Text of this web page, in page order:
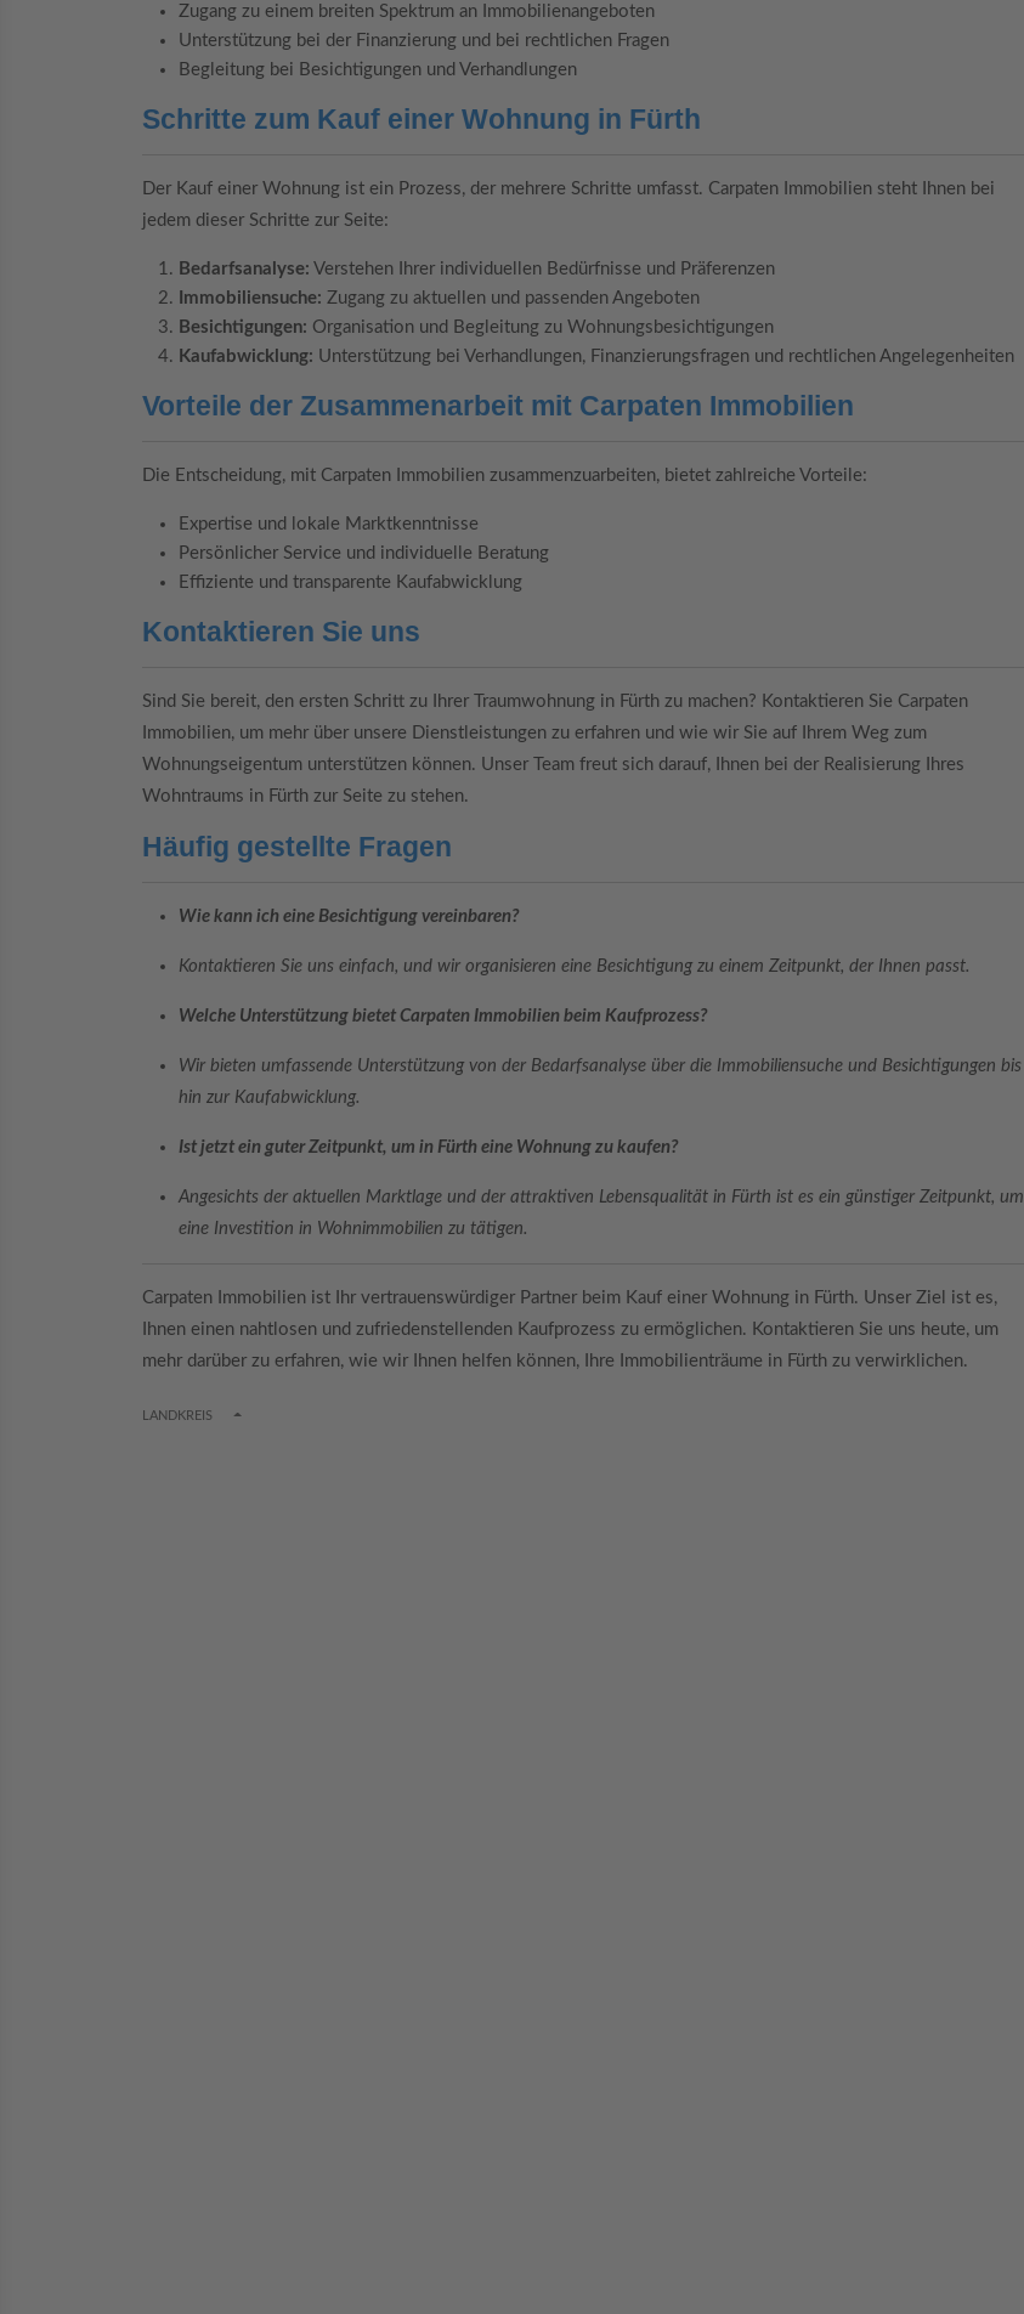
Zugang zu einem breiten Spektrum an Immobilienangeboten
Unterstützung bei der Finanzierung und bei rechtlichen Fragen
Begleitung bei Besichtigungen und Verhandlungen
Schritte zum Kauf einer Wohnung in Fürth
Der Kauf einer Wohnung ist ein Prozess, der mehrere Schritte umfasst. Carpaten Immobilien steht Ihnen bei
jedem dieser Schritte zur Seite:
Bedarfsanalyse: Verstehen Ihrer individuellen Bedürfnisse und Präferenzen
Immobiliensuche: Zugang zu aktuellen und passenden Angeboten
Besichtigungen: Organisation und Begleitung zu Wohnungsbesichtigungen
Kaufabwicklung: Unterstützung bei Verhandlungen, Finanzierungsfragen und rechtlichen Angelegenheiten
Vorteile der Zusammenarbeit mit Carpaten Immobilien
Die Entscheidung, mit Carpaten Immobilien zusammenzuarbeiten, bietet zahlreiche Vorteile:
Expertise und lokale Marktkenntnisse
Persönlicher Service und individuelle Beratung
Effiziente und transparente Kaufabwicklung
Kontaktieren Sie uns
Sind Sie bereit, den ersten Schritt zu Ihrer Traumwohnung in Fürth zu machen? Kontaktieren Sie Carpaten
Immobilien, um mehr über unsere Dienstleistungen zu erfahren und wie wir Sie auf Ihrem Weg zum
Wohnungseigentum unterstützen können. Unser Team freut sich darauf, Ihnen bei der Realisierung Ihres
Wohntraums in Fürth zur Seite zu stehen.
Häufig gestellte Fragen
Wie kann ich eine Besichtigung vereinbaren?
Kontaktieren Sie uns einfach, und wir organisieren eine Besichtigung zu einem Zeitpunkt, der Ihnen passt.
Welche Unterstützung bietet Carpaten Immobilien beim Kaufprozess?
Wir bieten umfassende Unterstützung von der Bedarfsanalyse über die Immobiliensuche und Besichtigungen bis
hin zur Kaufabwicklung.
Ist jetzt ein guter Zeitpunkt, um in Fürth eine Wohnung zu kaufen?
Angesichts der aktuellen Marktlage und der attraktiven Lebensqualität in Fürth ist es ein günstiger Zeitpunkt, um
eine Investition in Wohnimmobilien zu tätigen.
Carpaten Immobilien ist Ihr vertrauenswürdiger Partner beim Kauf einer Wohnung in Fürth. Unser Ziel ist es,
Ihnen einen nahtlosen und zufriedenstellenden Kaufprozess zu ermöglichen. Kontaktieren Sie uns heute, um
mehr darüber zu erfahren, wie wir Ihnen helfen können, Ihre Immobilienträume in Fürth zu verwirklichen.
LANDKREIS TOGGLE DROPDOWN